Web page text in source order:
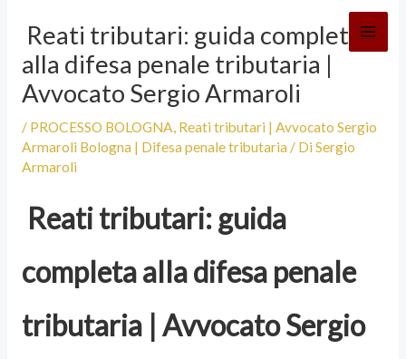
contenuto
Reati tributari: guida completa
alla difesa penale tributaria |
Avvocato Sergio Armaroli
/ PROCESSO BOLOGNA, Reati tributari | Avvocato Sergio
Armaroli Bologna | Difesa penale tributaria / DiSergio
Armaroli
Reati tributari: guida
completa alla difesa penale
tributaria | Avvocato Sergio